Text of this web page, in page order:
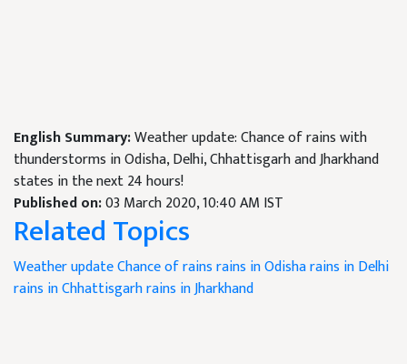
English Summary:Weather update: Chance of rains with
thunderstorms in Odisha, Delhi, Chhattisgarh and Jharkhand
states in the next 24 hours!
Published on:03 March 2020, 10:40 AM IST
Related Topics
Weather updateChance of rainsrains in Odisharains in Delhi
rains in Chhattisgarhrains in Jharkhand